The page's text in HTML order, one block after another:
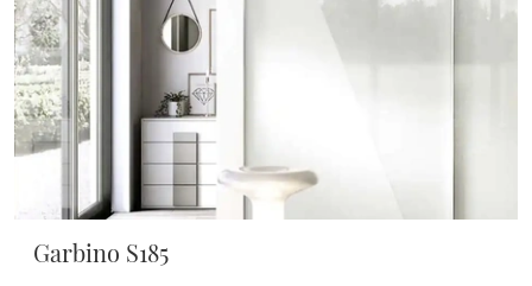
Garbino S185